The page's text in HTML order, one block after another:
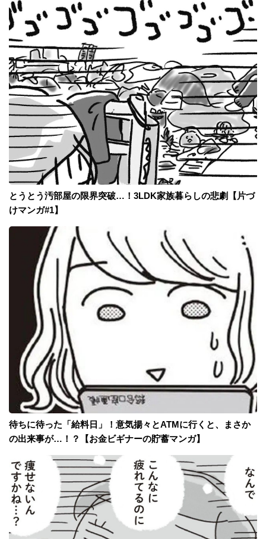
とうとう汚部屋の限界突破…！3LDK家族暮らしの悲劇【片づ
けマンガ#1】
待ちに待った「給料日」！意気揚々とATMに行くと、まさか
の出来事が…！？【お金ビギナーの貯蓄マンガ】